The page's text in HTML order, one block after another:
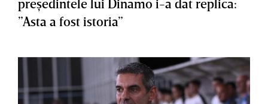
”Asta a fost istoria”